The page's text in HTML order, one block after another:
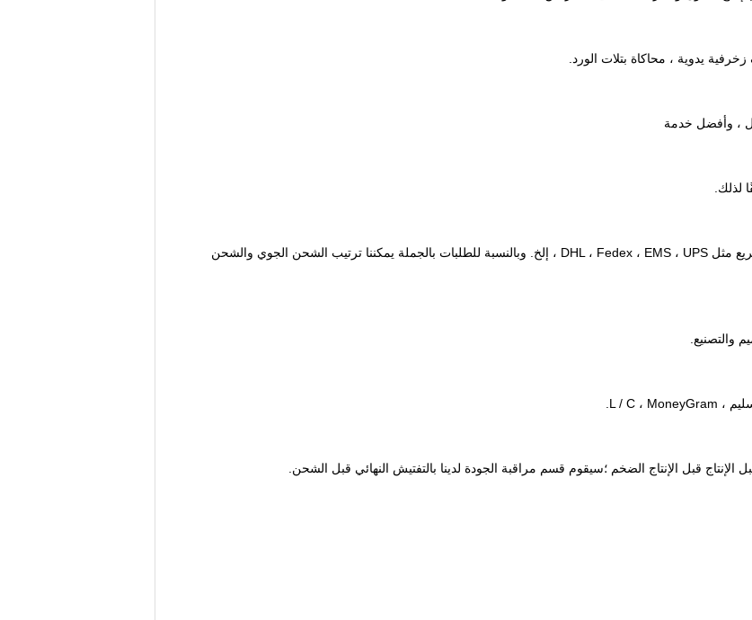
يدوية ، محاكاة بتلات الورد.
A5: لطلب الكمية الصغيرة ، نرسل عن طريق البريد السريع مثل DHL ، Fedex ، EMS ، UPS ، إلخ. وبالنسبة للطلبات بالجملة يمكننا ترتيب الشحن الجوي والشحن
الإنتاج قبل الإنتاج الضخم ؛سيقوم قسم مراقبة الجودة لدينا بالتفتيش النهائي قبل الشحن.